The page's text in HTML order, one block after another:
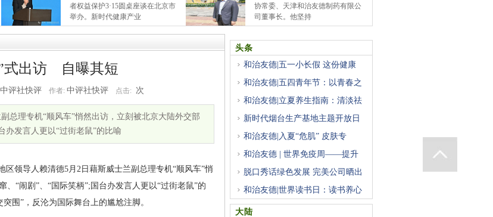
者权益保护3·15圆桌座谈在北京市
举办。新时代健康产业
协常委、天津和治友德制药有限公
司董事长。他坚持
式出访 自曝其短
中评社快评 作者: 中评社快评 点击: 次
总理专机“顺风车”悄然出访，立刻被北京大陆外交部
办发言人更以“过街老鼠”的比喻
区领导人赖清德5月2日藉斯威士兰副总理专机“顺风车”悄
“闹剧”、“国际笑柄”;国台办发言人更以“过街老鼠”的
围”，反沦为国际舞台上的尴尬注脚。
头条
和治友德|五一小长假 这份健康
和治友德|五四青年节：以青春之
和治友德|立夏养生指南：清淡祛
新时代烟台生产基地主题开放日
和治友德|入夏“危肌” 皮肤专
和治友德 | 世界免疫周——提升
脱口秀话绿色发展 完美公司晒出
和治友德|世界读书日：读书养心
大陆